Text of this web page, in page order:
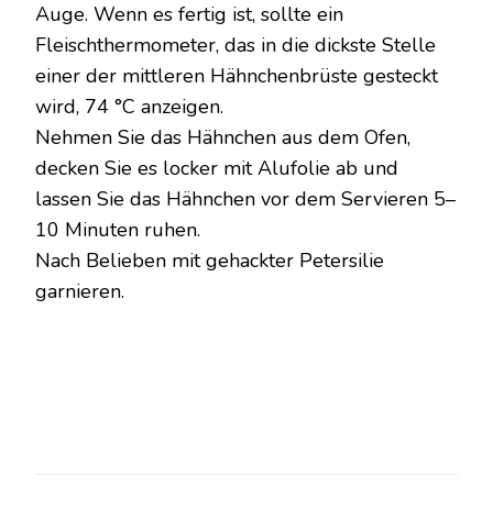
Auge. Wenn es fertig ist, sollte ein
Fleischthermometer, das in die dickste Stelle
einer der mittleren Hähnchenbrüste gesteckt
wird, 74 °C anzeigen.
Nehmen Sie das Hähnchen aus dem Ofen,
decken Sie es locker mit Alufolie ab und
lassen Sie das Hähnchen vor dem Servieren 5–
10 Minuten ruhen.
Nach Belieben mit gehackter Petersilie
garnieren.